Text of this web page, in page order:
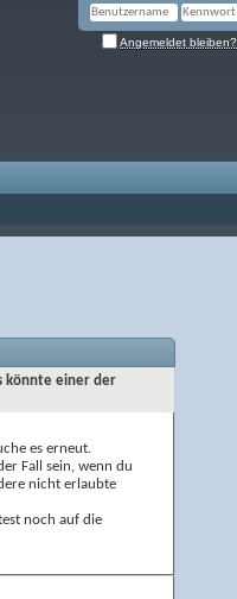
Angemeldet bleiben?
könnte einer der
es erneut.
Fall sein, wenn du
nicht erlaubte
noch auf die